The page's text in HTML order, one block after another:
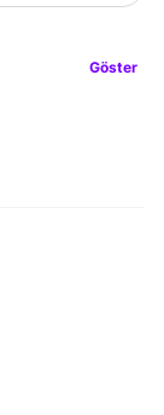
Göster